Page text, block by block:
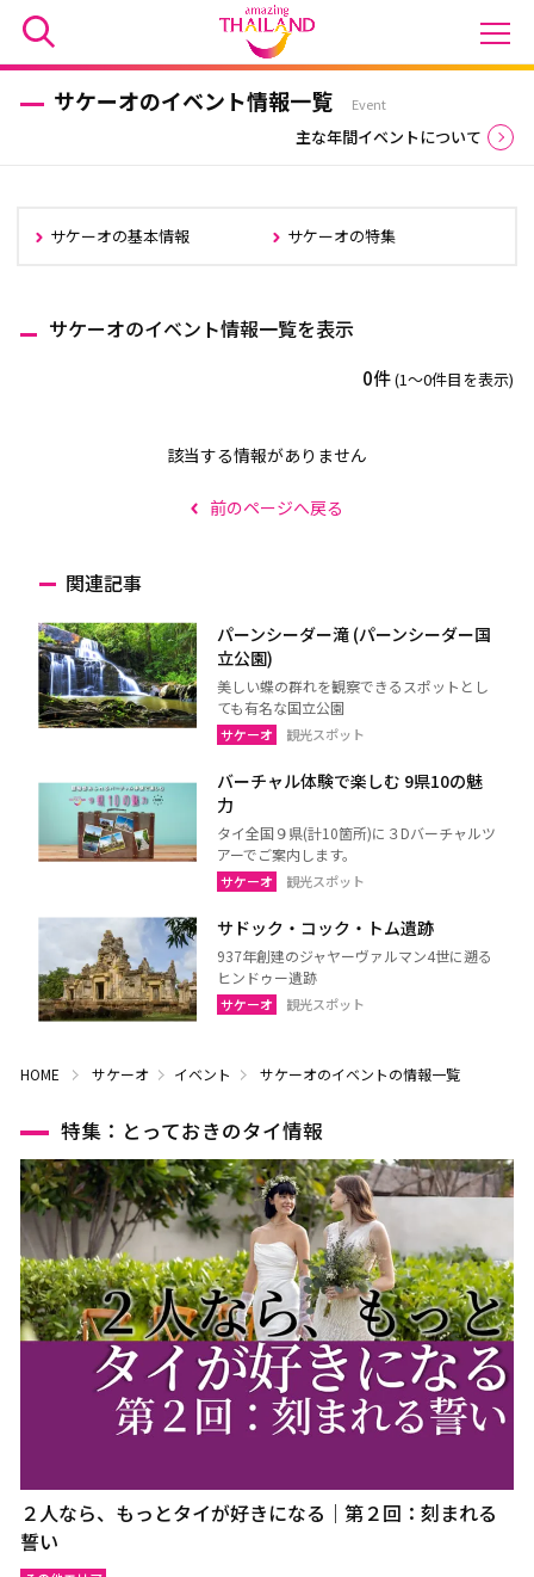
サケーオのイベント情報一覧 Event
主な年間イベントについて
サケーオの基本情報 サケーオの特集
サケーオのイベント情報一覧を表示
0件(1〜0件目を表示)
該当する情報がありません
前のページへ戻る
関連記事
パーンシーダー滝 (パーンシーダー国
立公園)
美しい蝶の群れを観察できるスポットとし
ても有名な国立公園
サケーオ 観光スポット
バーチャル体験で楽しむ 9県10の魅
力
タイ全国９県(計10箇所)に３Dバーチャルツ
アーでご案内します。
サケーオ 観光スポット
サドック・コック・トム遺跡
937年創建のジャヤーヴァルマン4世に遡る
ヒンドゥー遺跡
サケーオ 観光スポット
HOME サケーオ イベント サケーオのイベントの情報一覧
特集：とっておきのタイ情報
２人なら、もっとタイが好きになる｜第２回：刻まれる
誓い